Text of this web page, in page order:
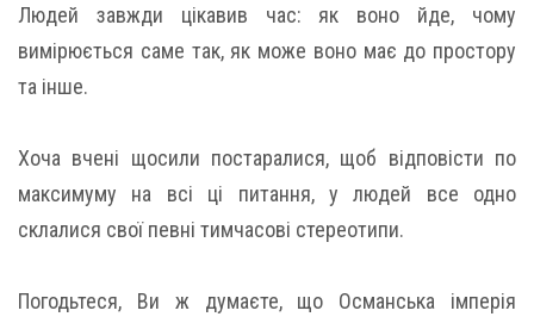
Людей завжди цікавив час: як воно йде, чому
вимірюється саме так, як може воно має до простору
та інше.
Хоча вчені щосили постаралися, щоб відповісти по
максимуму на всі ці питання, у людей все одно
склалися свої певні тимчасові стереотипи.
Погодьтеся, Ви ж думаєте, що Османська імперія